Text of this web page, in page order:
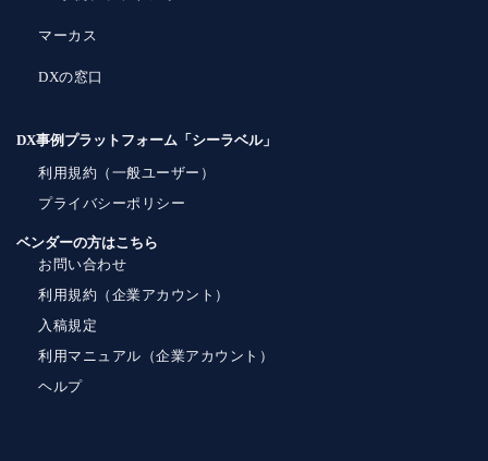
マーカス
DXの窓口
DX事例プラットフォーム「シーラベル」
利用規約（一般ユーザー）
プライバシーポリシー
ベンダーの方はこちら
お問い合わせ
利用規約（企業アカウント）
入稿規定
利用マニュアル（企業アカウント）
ヘルプ